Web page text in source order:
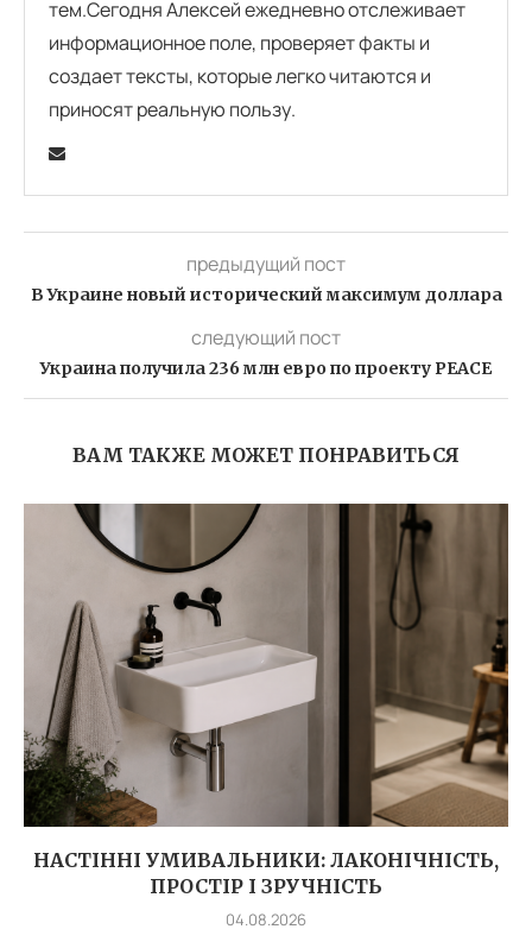
тем.Сегодня Алексей ежедневно отслеживает
информационное поле, проверяет факты и
создает тексты, которые легко читаются и
приносят реальную пользу.
предыдущий пост
В Украине новый исторический максимум доллара
следующий пост
Украина получила 236 млн евро по проекту PEACE
ВАМ ТАКЖЕ МОЖЕТ ПОНРАВИТЬСЯ
НАСТІННІ УМИВАЛЬНИКИ: ЛАКОНІЧНІСТЬ,
ПРОСТІР І ЗРУЧНІСТЬ
04.08.2026